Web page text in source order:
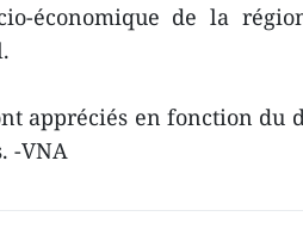
économique de la
appréciés en fonction du
-VNA